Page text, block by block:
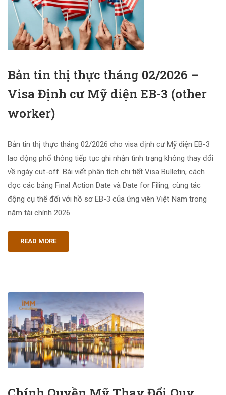
Bản tin thị thực tháng 02/2026 –
Visa Định cư Mỹ diện EB-3 (other
worker)
Bản tin thị thực tháng 02/2026 cho visa định cư Mỹ diện EB-3
lao động phổ thông tiếp tục ghi nhận tình trạng không thay đổi
về ngày cut-off. Bài viết phân tích chi tiết Visa Bulletin, cách
đọc các bảng Final Action Date và Date for Filing, cùng tác
động cụ thể đối với hồ sơ EB-3 của ứng viên Việt Nam trong
năm tài chính 2026.
READ MORE